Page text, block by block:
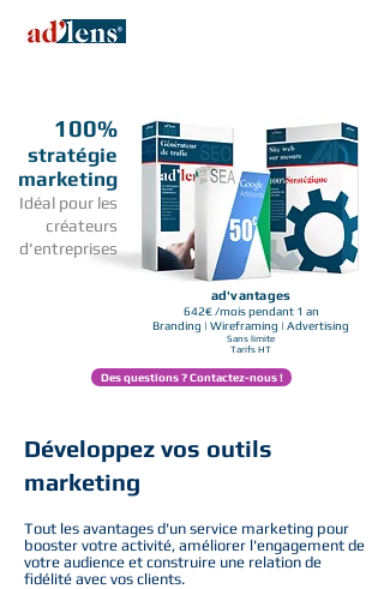
100%
stratégie
marketing
Idéal pour les
créateurs
d'entreprises
ad'vantages
642€ /mois pendant 1 an
Branding | Wireframing | Advertising
Sans limite
Tarifs HT
Des questions ? Contactez-nous !
Développez vos outils
marketing
Tout les avantages d'un service marketing pour
booster votre activité, améliorer l'engagement de
votre audience et construire une relation de
fidélité avec vos clients.